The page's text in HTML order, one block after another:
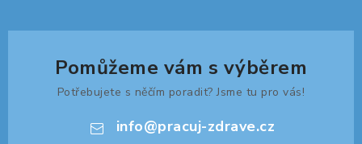
Pomůžeme vám s výběrem
Potřebujete s něčím poradit? Jsme tu pro vás!
info@pracuj-zdrave.cz